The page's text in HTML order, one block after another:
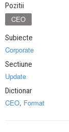
Pozitii
CEO
Subiecte
Corporate
Sectiune
Update
Dictionar
CEO, Format